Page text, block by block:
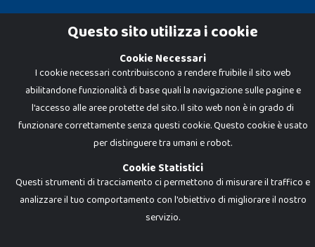
Dadi e Mattoncini è un brand di Giocabene Srl. Ogni riproduzione o utilizzo non
espressamente autorizzato è severamente vietato. Tutti i loghi, marchi,
brand elencati nel presente shop sono di proprietà dei rispettivi titolari.
I prezzi e le promozioni pubblicate potrebbero differire da quanto esposto in
negozio.
Giocabene Srl - via della Posta 8, 20123 Milano (MI)
P.IVA 02608090425 - REA AN201199 - C.S. 10.000 i.v.
Questo sito utilizza i cookie
Cookie Necessari
I cookie necessari contribuiscono a rendere fruibile il sito web
abilitandone funzionalità di base quali la navigazione sulle pagine e
l'accesso alle aree protette del sito. Il sito web non è in grado di
funzionare correttamente senza questi cookie. Questo cookie è usato
per distinguere tra umani e robot.
Cookie Statistici
Questi strumenti di tracciamento ci permettono di misurare il traffico e
analizzare il tuo comportamento con l'obiettivo di migliorare il nostro
servizio.